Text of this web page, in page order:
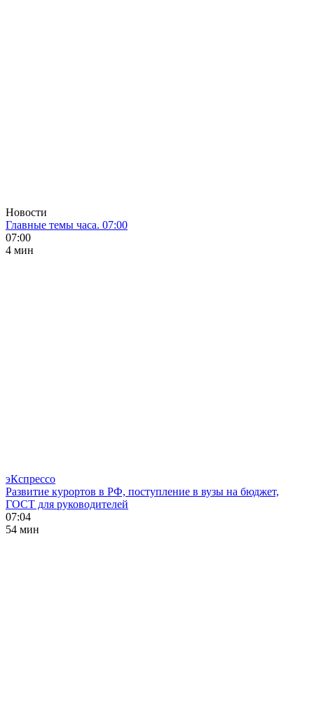
Новости
Главные темы часа. 07:00
07:00
4 мин
эКспрессо
Развитие курортов в РФ, поступление в вузы на бюджет,
ГОСТ для руководителей
07:04
54 мин